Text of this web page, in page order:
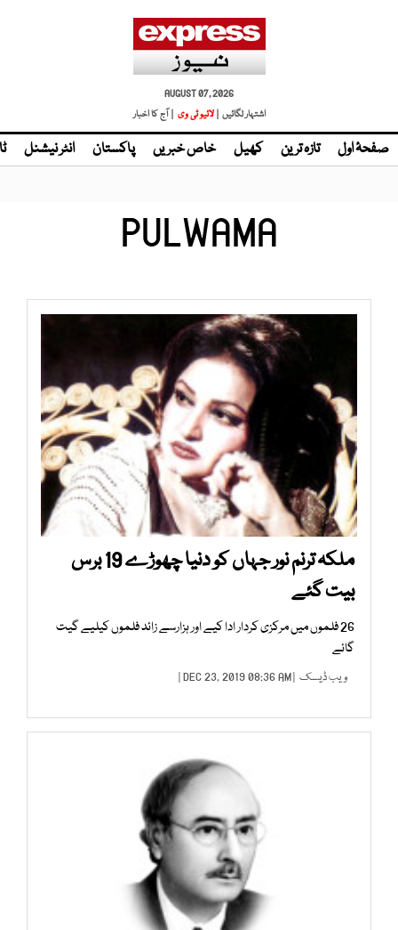
AUGUST 07, 2026
اشتہار لگائیں |
| آج کا اخبار
صفحۂ اول تازہ ترین کھیل خاص خبریں پاکستان انٹر نیشنل
PULWAMA
ملکہ ترنم نور جہاں کو دنیا چھوڑے 19 برس
بیت گئے
26 فلموں میں مرکزی کردار ادا کیے اور ہزارسے زائد فلموں کیلیے گیت
گائے
ویب ڈیسک | DEC 23, 2019 08:36 AM |